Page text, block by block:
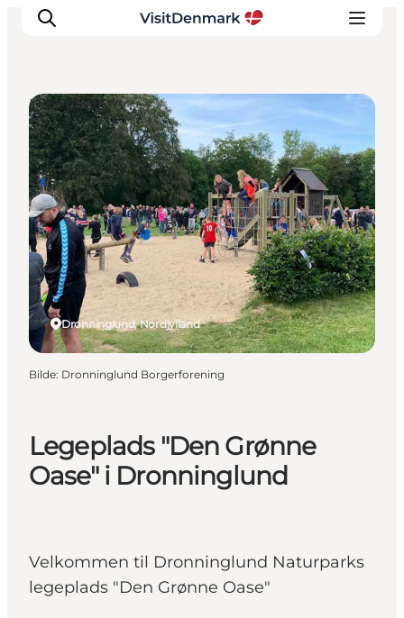
Inspirasjon
Reisemål
Aktiviteter
Overnatting
Planlegg reisen
Legeplads "Den Grønne
Oase" i Dronninglund
Velkommen til Dronninglund Naturparks
legeplads "Den Grønne Oase"
Dronninglund, Nordjylland
Legepladser
Bilde: Dronninglund Borgerforening